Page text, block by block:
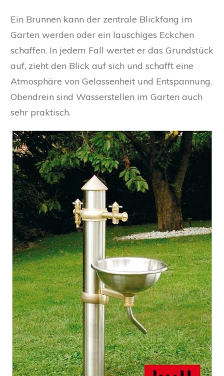
Ein Brunnen kann der zentrale Blickfang im
Garten werden oder ein lauschiges Eckchen
schaffen. In jedem Fall wertet er das Grundstück
auf, zieht den Blick auf sich und schafft eine
Atmosphäre von Gelassenheit und Entspannung.
Obendrein sind Wasserstellen im Garten auch
sehr praktisch.